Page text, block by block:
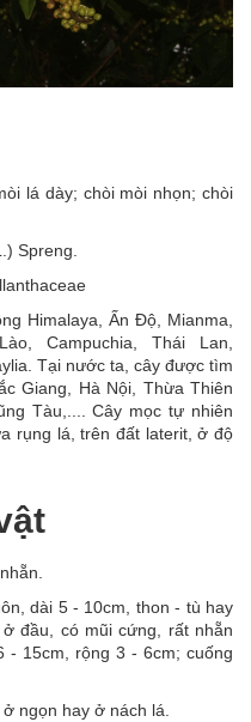
lá dày; chòi mòi nhọn; chòi
Spreng.
Himalaya, Ấn Độ, Mianma,
Campuchia, Thái Lan,
Tại nước ta, cây được tìm
Giang, Hà Nội, Thừa Thiên
Tàu,.... Cây mọc tự nhiên
rụng lá, trên đất laterit, ở độ
dài 5 - 10cm, thon - tù hay
đầu, có mũi cứng, rất nhẵn
- 15cm, rộng 3 - 6cm; cuống
ngọn hay ở nách lá.